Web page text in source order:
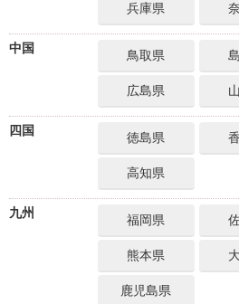
兵庫県
中国 鳥取県
広島県
四国 徳島県
高知県
九州 福岡県
熊本県
鹿児島県